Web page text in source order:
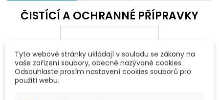
ČISTÍCÍ A OCHRANNÉ PŘÍPRAVKY
Tyto webové stránky ukládají v souladu se zákony na
vaše zařízení soubory, obecně nazývané cookies.
Odsouhlaste prosím nastavení cookies souborů pro
použití webu.